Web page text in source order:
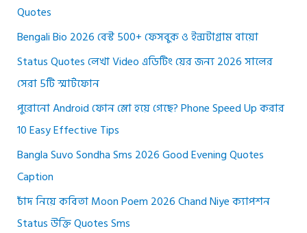
Quotes
Bengali Bio 2026 বেস্ট 500+ ফেসবুক ও ইন্সটাগ্রাম বায়ো
Status Quotes লেখা Video এডিটিং য়ের জন্য 2026 সালের
সেরা 5টি স্মার্টফোন
পুরোনো Android ফোন স্লো হয়ে গেছে? Phone Speed Up করার
10 Easy Effective Tips
Bangla Suvo Sondha Sms 2026 Good Evening Quotes
Caption
চাঁদ নিয়ে কবিতা Moon Poem 2026 Chand Niye ক্যাপশন
Status উক্তি Quotes Sms